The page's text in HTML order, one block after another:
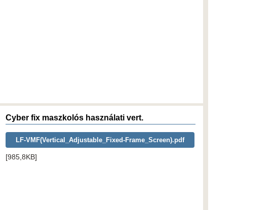
Cyber fix maszkolós használati vert.
LF-VMF(Vertical_Adjustable_Fixed-Frame_Screen).pdf
[985,8KB]